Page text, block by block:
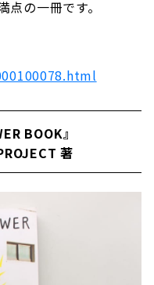
の一冊です。
BOOK』
著